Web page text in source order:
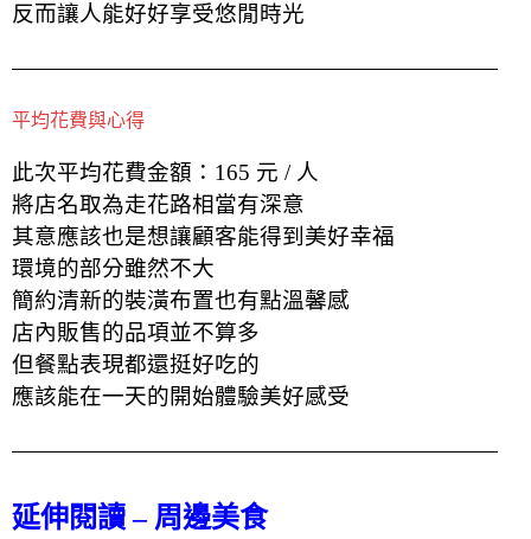
反而讓人能好好享受悠閒時光
平均花費與心得
此次平均花費金額：165 元 / 人
將店名取為走花路相當有深意
其意應該也是想讓顧客能得到美好幸福
環境的部分雖然不大
簡約清新的裝潢布置也有點溫馨感
店內販售的品項並不算多
但餐點表現都還挺好吃的
應該能在一天的開始體驗美好感受
延伸閱讀 – 周邊美食